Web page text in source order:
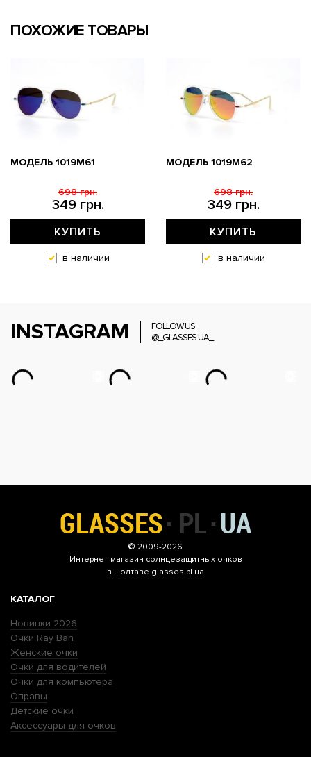
ПОХОЖИЕ ТОВАРЫ
МОДЕЛЬ 1019M61
349 грн.
698 грн.
КУПИТЬ
в наличии
МОДЕЛЬ 1019M62
349 грн.
698 грн.
КУПИТЬ
в наличии
INSTAGRAM
FOLLOW US
@_GLASSES.UA_
© 2009-2026
Интернет-магазин солнцезащитных очков
в Полтаве glasses.pl.ua
КАТАЛОГ
Новинки 2026
Очки Ray Ban
Женские очки
Очки для водителей
Очки для компьютера
Оправы
Детские очки
Аксессуары для очков